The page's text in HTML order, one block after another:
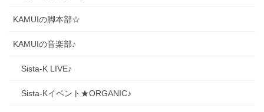
KAMUIの脚本部☆
KAMUIの音楽部♪
Sista-K LIVE♪
Sista-Kイベント★ORGANIC♪